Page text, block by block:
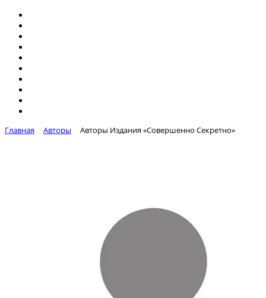
Главная Авторы Авторы Издания «Совершенно Секретно»